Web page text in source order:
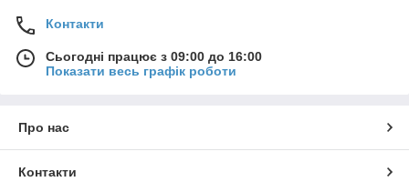
Контакти
Сьогодні працює з 09:00 до 16:00
Показати весь графік роботи
Про нас
Контакти